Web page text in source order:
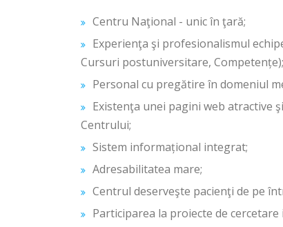
Centru Naţional - unic în ţară;
Experienţa şi profesionalismul
Cursuri postuniversitare, Competențe);
Personal cu pregătire în domeniul
Existenţa unei pagini web atractive
Centrului;
Sistem informațional integrat;
Adresabilitatea mare;
Centrul deserveşte pacienţi de pe
Participarea la proiecte de